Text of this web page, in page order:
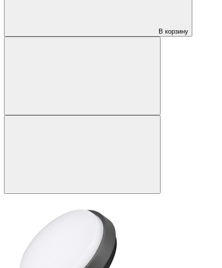
В корзину